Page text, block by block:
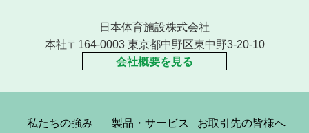
日本体育施設株式会社
本社〒164-0003 東京都中野区東中野3-20-10
会社概要を見る
私たちの強み
製品・サービス
お取引先の皆様へ